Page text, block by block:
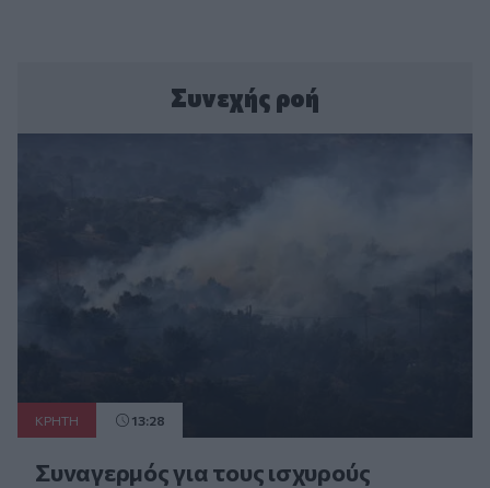
Συνεχής ροή
ΚΡΗΤΗ 13:28
Συναγερμός για τους ισχυρούς